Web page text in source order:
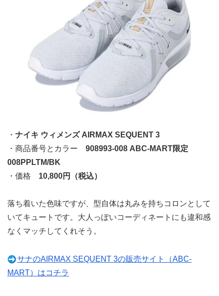
・ ナイキ ウィメンズ AIRMAX SEQUENT 3
・商品番号とカラー 908993-008 ABC-MART限定
008PPLTM/BK
・価格 10,800円（税込）
落ち着いた色味ですが、型自体は丸みを持ちコロンとして
いてキュートです。大人っぽいコーディネートにも違和感
なくマッチしてくれそう。
サナのAIRMAX SEQUENT 3の販売サイト（ABC-
MART）はコチラ